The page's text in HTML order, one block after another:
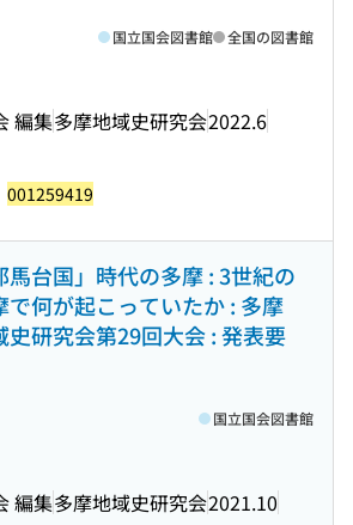
編集多摩地域史研究会2022.6
国立国会図書館 全国の図書館
001259419
馬台国」時代の多摩 : 3世紀の
で何が起こっていたか : 多摩
史研究会第29回大会 : 発表要
編集多摩地域史研究会2021.10
国立国会図書館